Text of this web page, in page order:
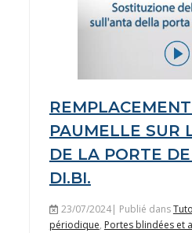
PAUMELLE SUR
DE LA PORTE
DI.BI.
23/07/2024| Publié dans
périodique, Portes blindées et